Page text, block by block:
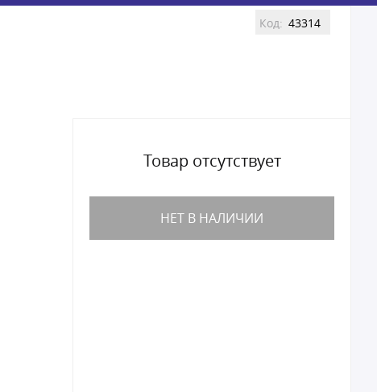
Код: 43314
Товар отсутствует
НЕТ В НАЛИЧИИ